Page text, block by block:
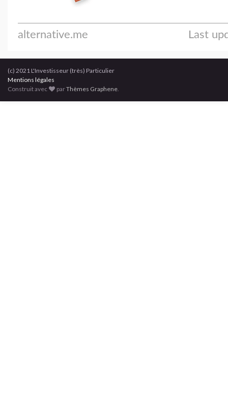
(c) 2021 L'Investisseur (très) Particulier
Mentions légales
Construit avec
parThèmes Graphene.